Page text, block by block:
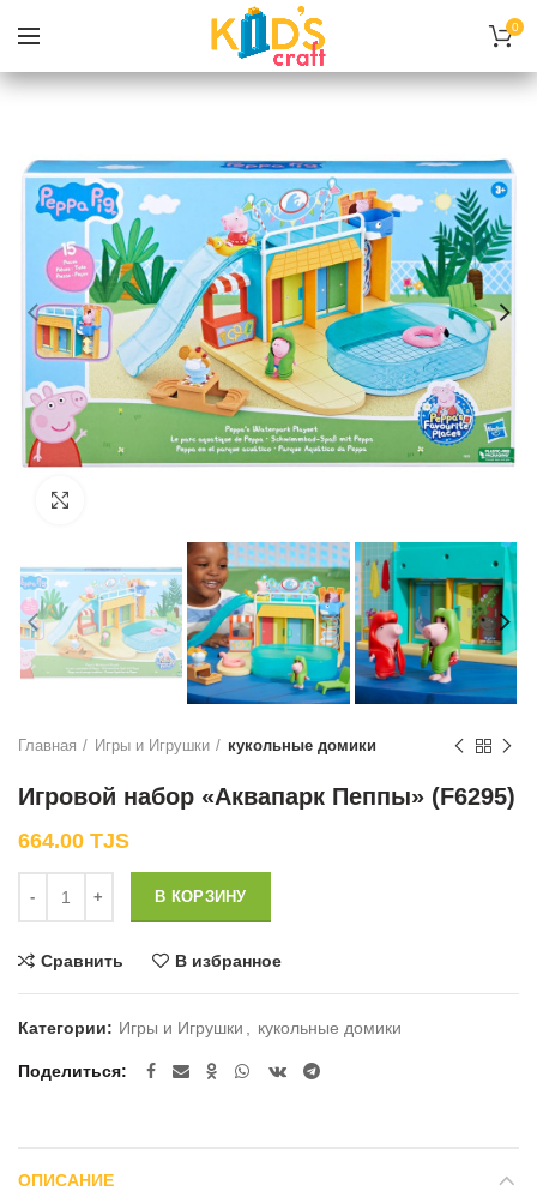
0
Главная Игры и Игрушки кукольные домики
Игровой набор «Аквапарк Пеппы» (F6295)
664.00 TJS
В КОРЗИНУ
Сравнить В избранное
Категории: Игры и Игрушки кукольные домики
Поделиться
ОПИСАНИЕ